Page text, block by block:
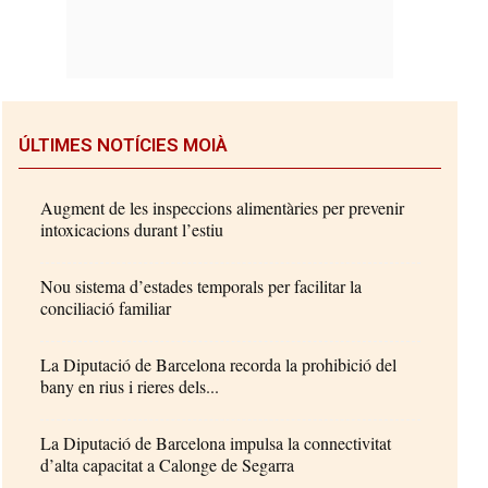
ÚLTIMES NOTÍCIES MOIÀ
Augment de les inspeccions alimentàries per prevenir
intoxicacions durant l’estiu
Nou sistema d’estades temporals per facilitar la
conciliació familiar
La Diputació de Barcelona recorda la prohibició del
bany en rius i rieres dels...
La Diputació de Barcelona impulsa la connectivitat
d’alta capacitat a Calonge de Segarra